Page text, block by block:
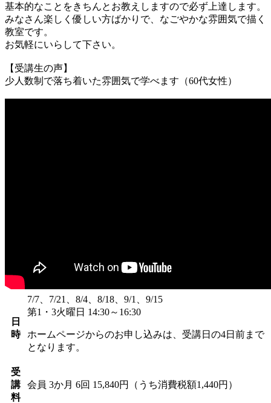
基本的なことをきちんとお教えしますので必ず上達します。
みなさん楽しく優しい方ばかりで、なごやかな雰囲気で描く
教室です。
お気軽にいらして下さい。
【受講生の声】
少人数制で落ち着いた雰囲気で学べます（60代女性）
日
時
7/7、7/21、8/4、8/18、9/1、9/15
第1・3火曜日 14:30～16:30
ホームページからのお申し込みは、受講日の4日前まで
となります。
受
講
料
会員 3か月 6回 15,840円（うち消費税額1,440円）